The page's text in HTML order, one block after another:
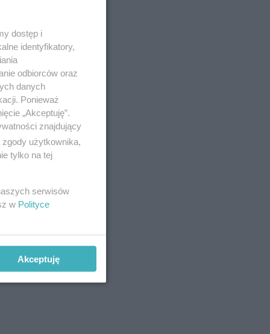
dostęp i
identyfikatory,
odbiorców oraz
danych
Ponieważ
„Akceptuję”.
znajdujący
użytkownika,
tylko na tej
serwisów
w Polityce
Akceptuję